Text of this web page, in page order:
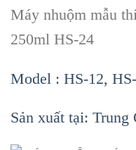
Máy nhuộm mẫu
250ml HS-24
Model : HS-12,
Sản xuất tại: Trung